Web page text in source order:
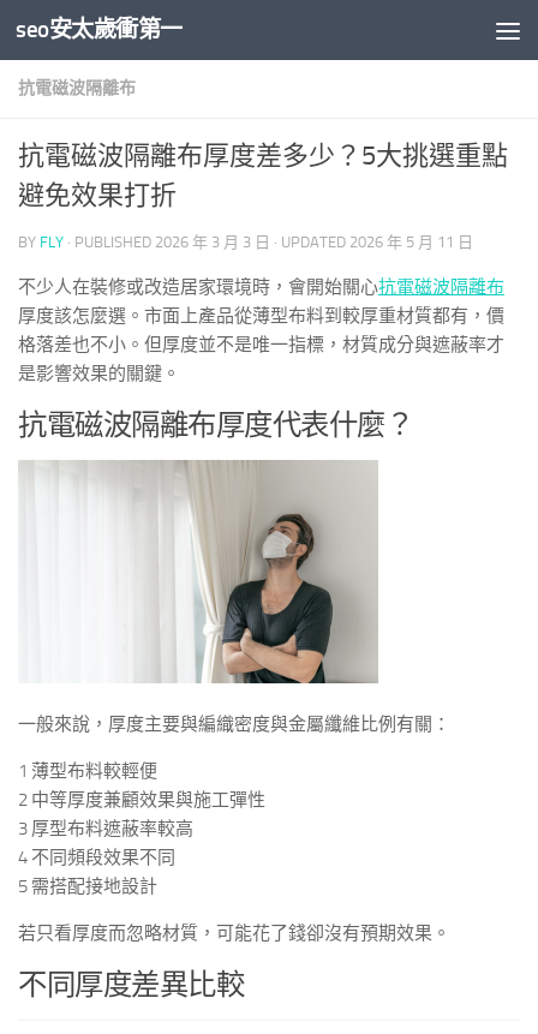
Skip to content
seo安太歲衝第一
抗電磁波隔離布
抗電磁波隔離布厚度差多少？5大挑選重點
避免效果打折
BY FLY · PUBLISHED 2026 年 3 月 3 日 · UPDATED 2026 年 5 月 11 日
不少人在裝修或改造居家環境時，會開始關心抗電磁波隔離布
厚度該怎麼選。市面上產品從薄型布料到較厚重材質都有，價
格落差也不小。但厚度並不是唯一指標，材質成分與遮蔽率才
是影響效果的關鍵。
抗電磁波隔離布厚度代表什麼？
一般來說，厚度主要與編織密度與金屬纖維比例有關：
1 薄型布料較輕便
2 中等厚度兼顧效果與施工彈性
3 厚型布料遮蔽率較高
4 不同頻段效果不同
5 需搭配接地設計
若只看厚度而忽略材質，可能花了錢卻沒有預期效果。
不同厚度差異比較